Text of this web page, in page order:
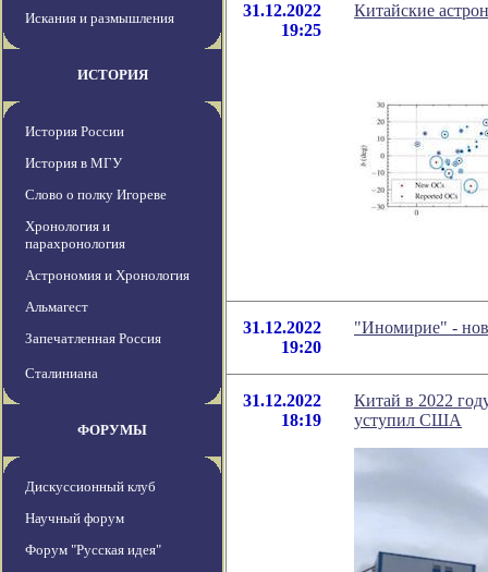
Искания и размышления
ИСТОРИЯ
История России
История в МГУ
Слово о полку Игореве
Хронология и
парахронология
Астрономия и Хронология
Альмагест
Запечатленная Россия
Сталиниана
ФОРУМЫ
Дискуссионный клуб
Научный форум
Форум "Русская идея"
31.12.2022
19:25
Китайские
31.12.2022
19:20
"Иномирие" -
31.12.2022
18:19
Китай в 2022
уступил США